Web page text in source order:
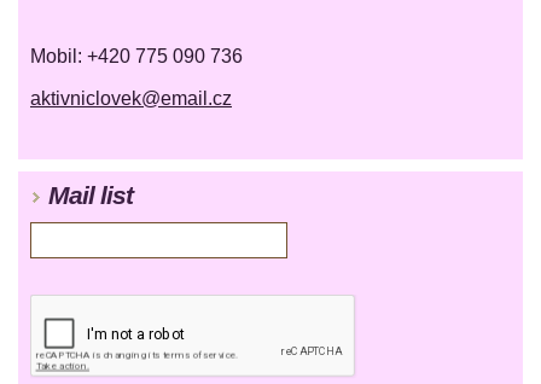
Mobil: +420 775 090 736
aktivniclovek@email.cz
Mail list